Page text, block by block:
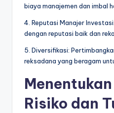
biaya manajemen dan imbal
4. Reputasi Manajer
dengan reputasi baik dan
5. Diversifikasi:
reksadana yang beragam
Risiko dan